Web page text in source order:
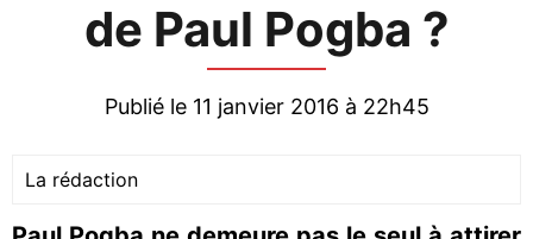
de Paul Pogba ?
Publié le 11 janvier 2016 à 22h45
La rédaction